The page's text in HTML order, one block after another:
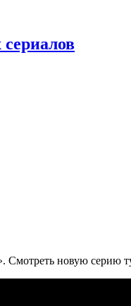
Смотреть новую серию